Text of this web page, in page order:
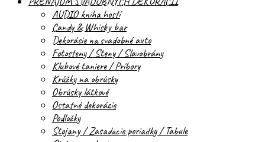
AUDIO kniha hostí
Candy & Whisky bar
Dekorácie na svadobné auto
Fotosteny / Steny / Slavobrány
Klubové taniere / Príbory
Krúžky na obrúsky
Obrúsky látkové
Ostatné dekorácie
Podložky
Stojany / Zasadacie poriadky / Tabule